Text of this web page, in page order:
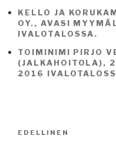
KELLO JA
OY., AVASI
IVALOTALOSSA.
TOIMINIMI PIRJO
(JALKAHOITOLA),
2016
Edellinen
EDELLINEN